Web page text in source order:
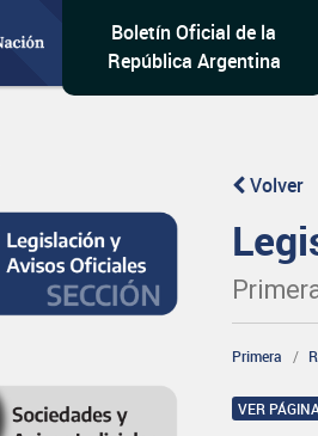
Boletín Oficial de la
República Argentina
Volver
Primera
VER